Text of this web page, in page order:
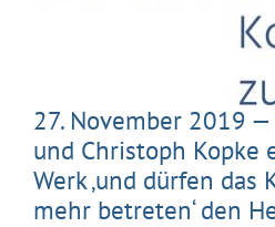
27. November 2019
und Christoph
Werk ‚und dürfen
mehr betreten‘ den